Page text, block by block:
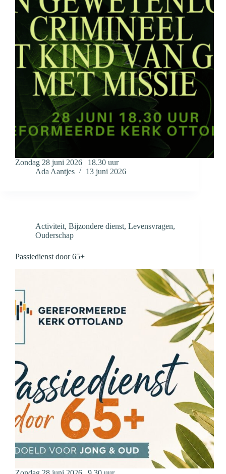
Zondag 28 juni 2026 | 18.30 uur
Ada Aantjes
13 juni 2026
Activiteit, Bijzondere dienst, Levensvragen,
Ouderschap
Passiedienst door 65+